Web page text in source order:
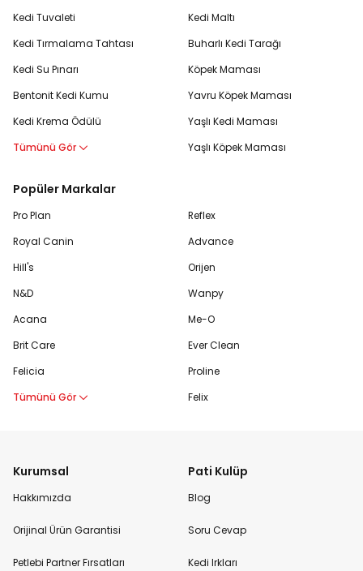
Kedi Tuvaleti
Kedi Tırmalama Tahtası
Kedi Su Pınarı
Bentonit Kedi Kumu
Kedi Krema Ödülü
Tümünü Gör
Kedi Maltı
Buharlı Kedi Tarağı
Köpek Maması
Yavru Köpek Maması
Yaşlı Kedi Maması
Yaşlı Köpek Maması
Popüler Markalar
Pro Plan
Royal Canin
Hill's
N&D
Acana
Brit Care
Felicia
Tümünü Gör
Reflex
Advance
Orijen
Wanpy
Me-O
Ever Clean
Proline
Felix
Kurumsal
Hakkımızda
Orijinal Ürün Garantisi
Petlebi Partner Fırsatları
Pati Kulüp
Blog
Soru Cevap
Kedi Irkları